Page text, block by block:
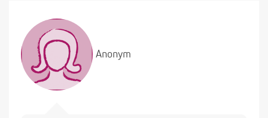
Anonym